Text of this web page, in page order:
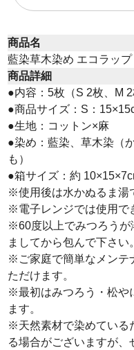
商品名
藍染草木染め エコラップ
商品詳細
●内容：5枚（S 2枚、M 2
●商品サイズ：S：
●生地：コットン×麻
●染め：藍染、草木染（
も）
●箱サイズ：約
※使用後は水かぬるま湯
※電子レンジでは使用で
※60度以上でみつろうが
ましてから包んで下さい。
※ご家庭で簡単なメンテ
ただけます。
※最初はみつろう・松や
ます。
※天然素材で染めている
る場合がございますが